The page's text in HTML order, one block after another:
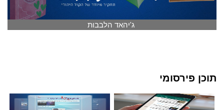
ג'יהאד הלבבות
תוכן פירסומי